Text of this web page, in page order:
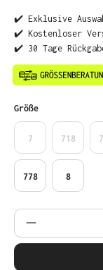
✔️ Exklusive
✔️ Kostenloser
✔️ 30 Tage
Größeauswählen
7 718
778 8
Produkt